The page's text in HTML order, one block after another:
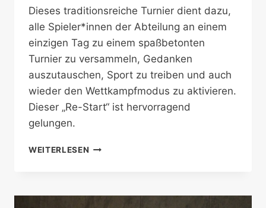
Dieses traditionsreiche Turnier dient dazu,
alle Spieler*innen der Abteilung an einem
einzigen Tag zu einem spaßbetonten
Turnier zu versammeln, Gedanken
auszutauschen, Sport zu treiben und auch
wieder den Wettkampfmodus zu aktivieren.
Dieser „Re-Start“ ist hervorragend
gelungen.
WEITERLESEN ANDREAS
BAUER